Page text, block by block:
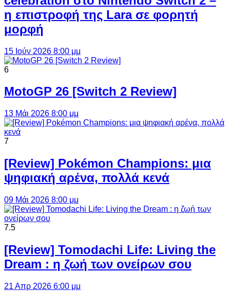
η επιστροφή της Lara σε φορητή
μορφή
15 Ιούν 2026 8:00 μμ
6
MotoGP 26 [Switch 2 Review]
13 Μάι 2026 8:00 μμ
7
[Review] Pokémon Champions: μια
ψηφιακή αρένα, πολλά κενά
09 Μάι 2026 8:00 μμ
7.5
[Review] Tomodachi Life: Living the
Dream : η ζωή των ονείρων σου
21 Απρ 2026 6:00 μμ